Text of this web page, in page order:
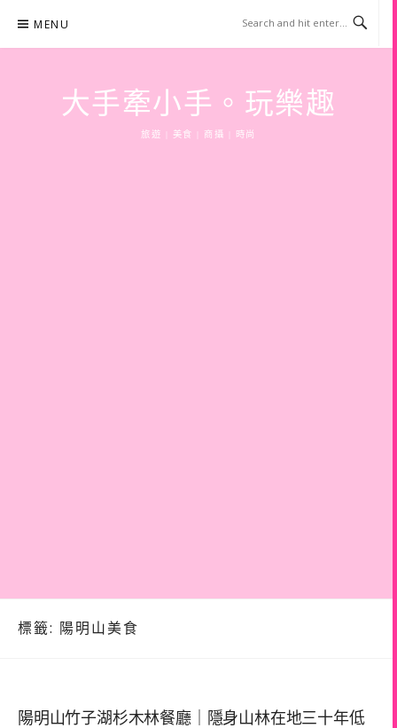
content
MENU
大手牽小手。玩樂趣
旅遊 | 美食 | 商攝 | 時尚
標籤: 陽明山美食
陽明山竹子湖杉木林餐廳｜隱身山林在地三十年低